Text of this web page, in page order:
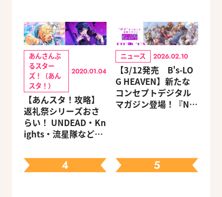
あんさんぶ
るスター
ズ！（あん
スタ！）
2020.01.04
【あんスタ！攻略】
返礼祭シリーズおさ
らい！ UNDEAD・Kn
ights・流星隊など、
ェック
ニュース 2026.02.10
【3/12発売 B's-LO
G HEAVEN】新たな
コンセプトデジタル
マガジン登場！『NU:
中！
4 5